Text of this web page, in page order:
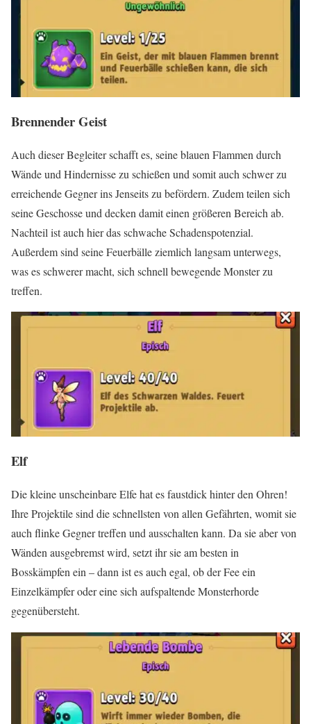
Brennender Geist
Auch dieser Begleiter schafft es, seine blauen Flammen durch
Wände und Hindernisse zu schießen und somit auch schwer zu
erreichende Gegner ins Jenseits zu befördern. Zudem teilen sich
seine Geschosse und decken damit einen größeren Bereich ab.
Nachteil ist auch hier das schwache Schadenspotenzial.
Außerdem sind seine Feuerbälle ziemlich langsam unterwegs,
was es schwerer macht, sich schnell bewegende Monster zu
treffen.
Elf
Die kleine unscheinbare Elfe hat es faustdick hinter den Ohren!
Ihre Projektile sind die schnellsten von allen Gefährten, womit sie
auch flinke Gegner treffen und ausschalten kann. Da sie aber von
Wänden ausgebremst wird, setzt ihr sie am besten in
Bosskämpfen ein – dann ist es auch egal, ob der Fee ein
Einzelkämpfer oder eine sich aufspaltende Monsterhorde
gegenübersteht.